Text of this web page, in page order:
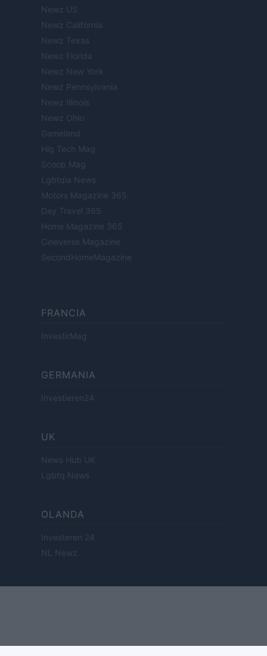
Newz US
Newz California
Newz Texas
Newz Florida
Newz New York
Newz Pennsylvania
Newz Illinois
Newz Ohio
Gameland
Hig Tech Mag
Scoop Mag
Lgbtqia News
Motors Magazine 365
Day Travel 365
Home Magazine 365
Cineverse Magazine
SecondHomeMagazine
FRANCIA
InvestirMag
GERMANIA
Investieren24
UK
News Hub UK
Lgbtq News
OLANDA
Investeren 24
NL Newz